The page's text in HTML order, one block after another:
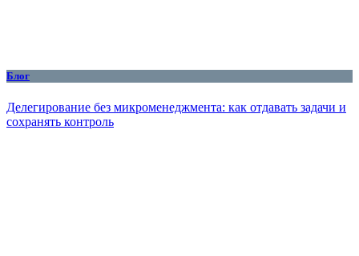
Блог
Делегирование без микроменеджмента: как отдавать задачи и
сохранять контроль